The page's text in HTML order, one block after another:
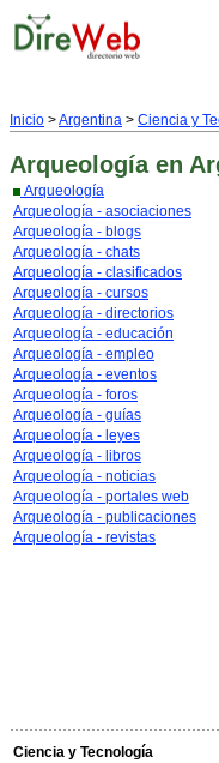
Inicio >Argentina > Ciencia y
Arqueología en
Arqueología
Arqueología - asociaciones
Arqueología - blogs
Arqueología - chats
Arqueología - clasificados
Arqueología - cursos
Arqueología - directorios
Arqueología - educación
Arqueología - empleo
Arqueología - eventos
Arqueología - foros
Arqueología - guías
Arqueología - leyes
Arqueología - libros
Arqueología - noticias
Arqueología - portales web
Arqueología - publicaciones
Arqueología - revistas
Ciencia y Tecnología